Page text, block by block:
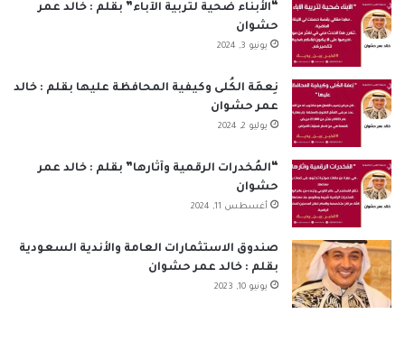
“الأبناء ضحية لتربية الآباء” بقلم : خالد عمر
حشوان
يونيو 3, 2024
نِعمَة الكُلى وكيفية المحافظة عليها بقلم : خالد
عمر حشوان
يوليو 2, 2024
“المُخدرات الرقمية وآثارها” بقلم : خالد عمر
حشوان
أغسطس 11, 2024
صندوق الاستثمارات العامة والأندية السعودية
بقلم : خالد عمر حشوان
يونيو 10, 2023